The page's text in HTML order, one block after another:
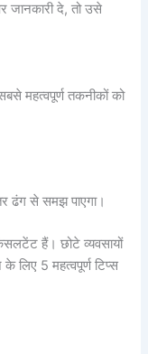
जानकारी दे, तो उसे
महत्वपूर्ण तकनीकों को
ढंग से समझ पाएगा।
हैं। छोटे व्यवसायों
लिए 5 महत्वपूर्ण टिप्स